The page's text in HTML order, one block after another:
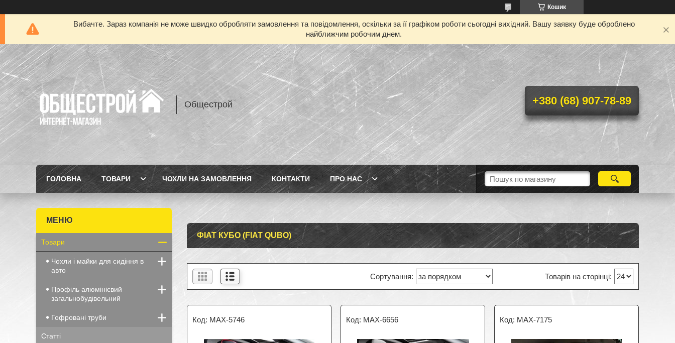
Кошик
Вибачте. Зараз компанія не може швидко обробляти замовлення та повідомлення, оскільки за її графіком роботи сьогодні вихідний. Вашу заявку буде оброблено
найближчим робочим днем.
Общестрой +380 (68) 907-78-89
ГОЛОВНА ТОВАРИ ЧОХЛИ НА ЗАМОВЛЕННЯ КОНТАКТИ ПРО НАС
ФІАТ КУБО (FIAT QUBO)
MAX-5746 MAX-6656 MAX-7175
Товари
Чохли і майки для сидіння в
авто
Профіль алюмінієвий
загальнобудівельний
Гофровані труби
Статті